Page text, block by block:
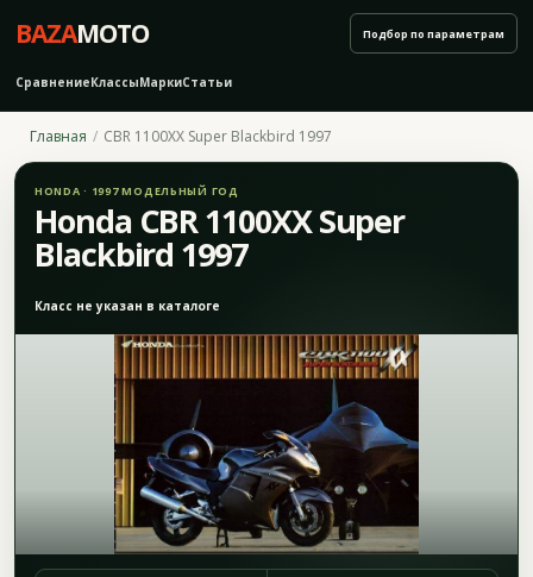
BAZAMOTO
СравнениеКлассыМаркиСтатьи
Подбор по параметрам
Главная CBR 1100XX Super Blackbird 1997
HONDA · 1997 МОДЕЛЬНЫЙ ГОД
Honda CBR 1100XX Super
Blackbird 1997
Класс не указан в каталоге